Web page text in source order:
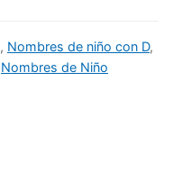
, Nombres de niño con D,
Nombres de Niño